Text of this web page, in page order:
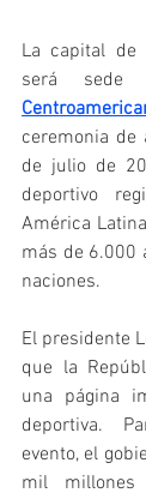
La capital de
será
ceremonia
de julio de
deportivo
América
más de 6.000
naciones.
El presidente
que la
una página
deportiva.
evento, el
mil millones